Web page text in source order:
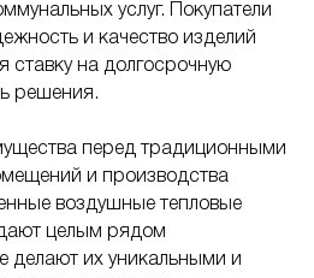
услуг. Покупатели
и качество изделий
ставку на долгосрочную
решения.
перед традиционными
и производства
воздушные тепловые
целым рядом
делают их уникальными и